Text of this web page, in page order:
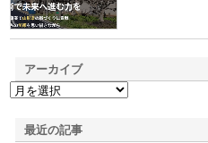
アーカイブ
最近の記事